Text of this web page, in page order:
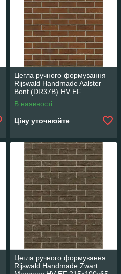
Цегла ручного формування
Rijswald Handmade Aalster
Bont (DR37B) HV EF
215x100x65
В наявності
Ціну уточнюйте
Цегла ручного формування
Rijswald Handmade Zwart